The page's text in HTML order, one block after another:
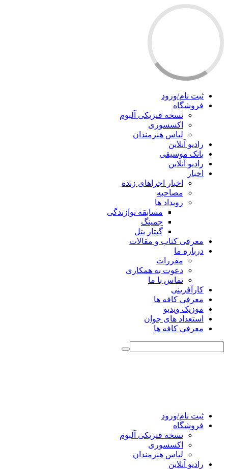
ثبت نام/ورود
فروشگاه
نسخه فیزیکی آلبوم
اکسسوری
لباس هنرمندان
رادیو آنلاین
بانک موسیقی
رادیو آنلاین
اخبار
اخبار اجراهای زنده
مصاحبه
رویداد ها
مسابقه نوازندگی
جمینگ
گیتار بتل
معرفی کتاب و مقالات
درباره ما
مقررات
دعوت به همکاری
تماس با ما
کارآفرینی
معرفی کافه ها
موزیک ویدیو
استعداد های جوان
معرفی کافه ها
ثبت نام/ورود
فروشگاه
نسخه فیزیکی آلبوم
اکسسوری
لباس هنرمندان
رادیو آنلاین